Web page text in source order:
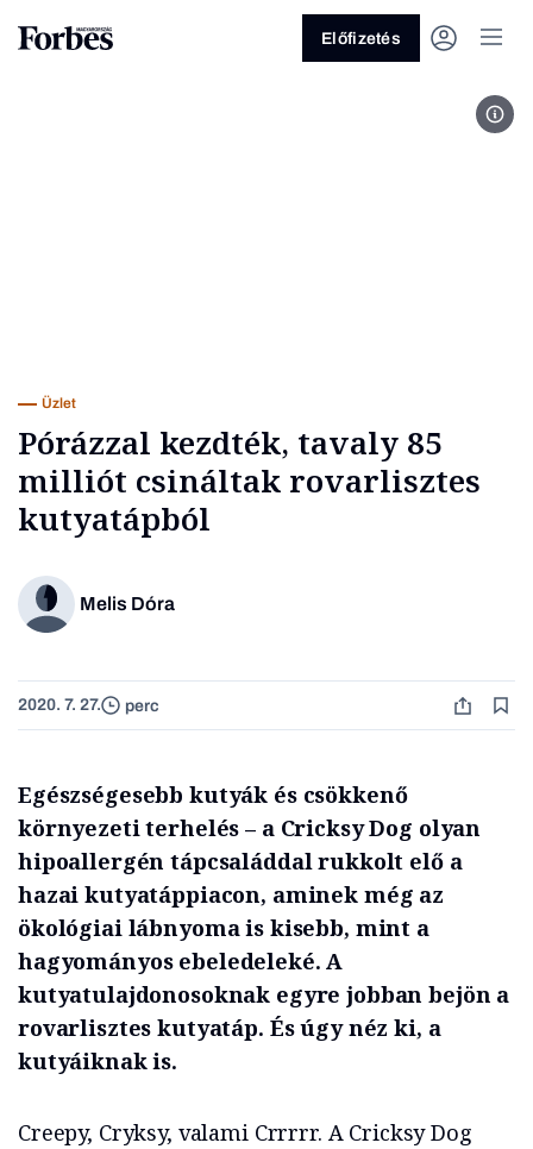
Előfizetés
Üzlet
Pórázzal kezdték, tavaly 85
milliót csináltak rovarlisztes
kutyatápból
Melis Dóra
2020. 7. 27. perc
Egészségesebb kutyák és csökkenő
környezeti terhelés – a Cricksy Dog olyan
hipoallergén tápcsaláddal rukkolt elő a
hazai kutyatáppiacon, aminek még az
ökológiai lábnyoma is kisebb, mint a
hagyományos ebeledeleké. A
kutyatulajdonosoknak egyre jobban bejön a
rovarlisztes kutyatáp. És úgy néz ki, a
kutyáiknak is.
Creepy, Cryksy, valami Crrrrr. A Cricksy Dog